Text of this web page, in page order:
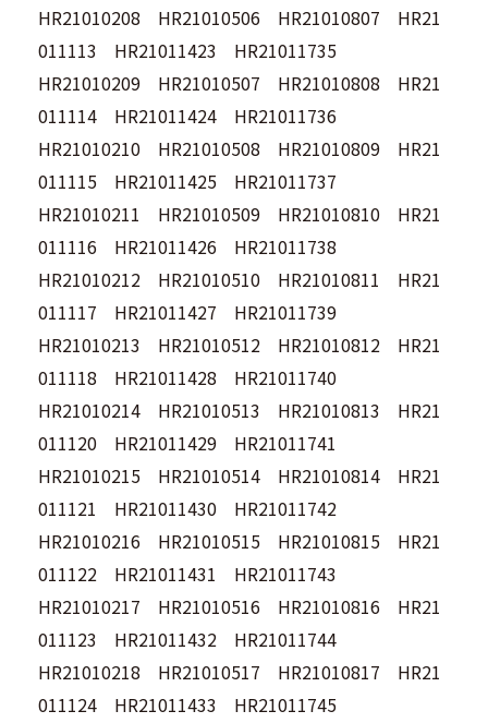
HR21010208 HR21010506 HR21010807 HR21
011113 HR21011423 HR21011735
HR21010209 HR21010507 HR21010808 HR21
011114 HR21011424 HR21011736
HR21010210 HR21010508 HR21010809 HR21
011115 HR21011425 HR21011737
HR21010211 HR21010509 HR21010810 HR21
011116 HR21011426 HR21011738
HR21010212 HR21010510 HR21010811 HR21
011117 HR21011427 HR21011739
HR21010213 HR21010512 HR21010812 HR21
011118 HR21011428 HR21011740
HR21010214 HR21010513 HR21010813 HR21
011120 HR21011429 HR21011741
HR21010215 HR21010514 HR21010814 HR21
011121 HR21011430 HR21011742
HR21010216 HR21010515 HR21010815 HR21
011122 HR21011431 HR21011743
HR21010217 HR21010516 HR21010816 HR21
011123 HR21011432 HR21011744
HR21010218 HR21010517 HR21010817 HR21
011124 HR21011433 HR21011745